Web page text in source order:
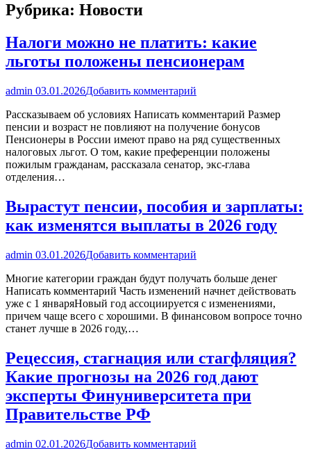
Рубрика: Новости
Налоги можно не платить: какие
льготы положены пенсионерам
admin 03.01.2026Добавить комментарий
Рассказываем об условиях Написать комментарий Размер
пенсии и возраст не повлияют на получение бонусов
Пенсионеры в России имеют право на ряд существенных
налоговых льгот. О том, какие преференции положены
пожилым гражданам, рассказала сенатор, экс-глава
отделения…
Вырастут пенсии, пособия и зарплаты:
как изменятся выплаты в 2026 году
admin 03.01.2026Добавить комментарий
Многие категории граждан будут получать больше денег
Написать комментарий Часть изменений начнет действовать
уже с 1 январяНовый год ассоциируется с изменениями,
причем чаще всего с хорошими. В финансовом вопросе точно
станет лучше в 2026 году,…
Рецессия, стагнация или стагфляция?
Какие прогнозы на 2026 год дают
эксперты Финуниверситета при
Правительстве РФ
admin 02.01.2026Добавить комментарий